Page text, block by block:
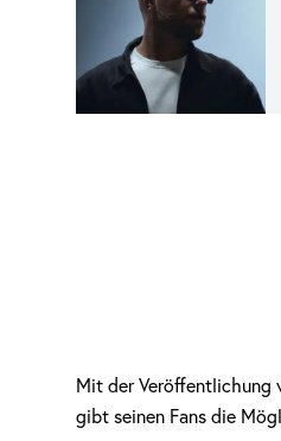
Mit der Veröffentlichung
gibt seinen Fans die